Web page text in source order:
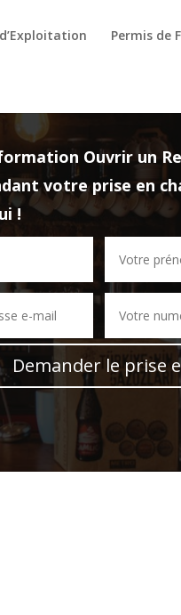
Permis de
Ouvrir un
votre prise en
!
Demander le prise